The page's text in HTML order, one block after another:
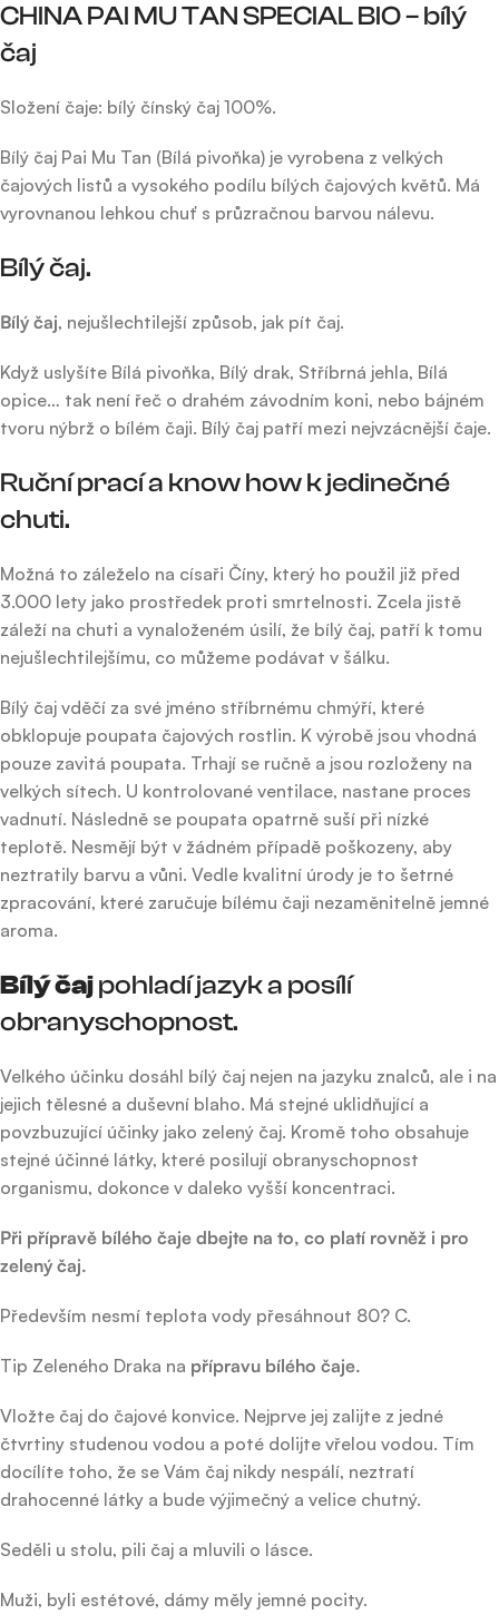
CHINA PAI MU TAN SPECIAL BIO – bílý
čaj
Složení čaje: bílý čínský čaj 100%.
Bílý čaj Pai Mu Tan (Bílá pivoňka) je vyrobena z velkých
čajových listů a vysokého podílu bílých čajových květů. Má
vyrovnanou lehkou chuť s průzračnou barvou nálevu.
Bílý čaj.
Bílý čaj, nejušlechtilejší způsob, jak pít čaj.
Když uslyšíte Bílá pivoňka, Bílý drak, Stříbrná jehla, Bílá
opice… tak není řeč o drahém závodním koni, nebo bájném
tvoru nýbrž o bílém čaji. Bílý čaj patří mezi nejvzácnější čaje.
Ruční prací a know how k jedinečné
chuti.
Možná to záleželo na císaři Číny, který ho použil již před
3.000 lety jako prostředek proti smrtelnosti. Zcela jistě
záleží na chuti a vynaloženém úsilí, že bílý čaj, patří k tomu
nejušlechtilejšímu, co můžeme podávat v šálku.
Bílý čaj vděčí za své jméno stříbrnému chmýří, které
obklopuje poupata čajových rostlin. K výrobě jsou vhodná
pouze zavitá poupata. Trhají se ručně a jsou rozloženy na
velkých sítech. U kontrolované ventilace, nastane proces
vadnutí. Následně se poupata opatrně suší při nízké
teplotě. Nesmějí být v žádném případě poškozeny, aby
neztratily barvu a vůni. Vedle kvalitní úrody je to šetrné
zpracování, které zaručuje bílému čaji nezaměnitelně jemné
aroma.
Bílý čajpohladí jazyk a posílí
obranyschopnost.
Velkého účinku dosáhl bílý čaj nejen na jazyku znalců, ale i na
jejich tělesné a duševní blaho. Má stejné uklidňující a
povzbuzující účinky jako zelený čaj. Kromě toho obsahuje
stejné účinné látky, které posilují obranyschopnost
organismu, dokonce v daleko vyšší koncentraci.
Při přípravě bílého čaje dbejte na to, co platí rovněž i pro
zelený čaj.
Především nesmí teplota vody přesáhnout 80? C.
Tip Zeleného Draka na přípravu bílého čaje.
Vložte čaj do čajové konvice. Nejprve jej zalijte z jedné
čtvrtiny studenou vodou a poté dolijte vřelou vodou. Tím
docílíte toho, že se Vám čaj nikdy nespálí, neztratí
drahocenné látky a bude výjimečný a velice chutný.
Seděli u stolu, pili čaj a mluvili o lásce.
Muži, byli estétové, dámy měly jemné pocity.